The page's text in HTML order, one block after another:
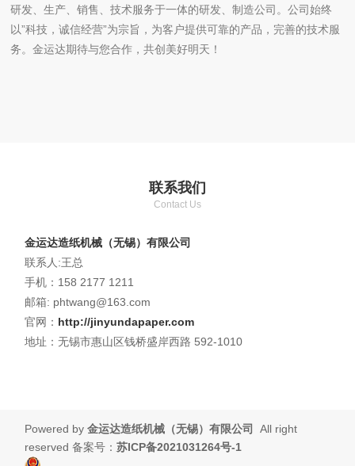
研发、生产、销售、技术服务于一体的研发、制造公司。公司始终
以”科技，诚信经营”为宗旨，为客户提供可靠的产品，完善的技术服
务。金运达期待与您合作，共创美好明天！
联系我们
Contact Us
金运达造纸机械（无锡）有限公司
联系人:王总
手机：158 2177 1211
邮箱: phtwang@163.com
官网： http://jinyundapaper.com
地址：无锡市惠山区钱桥盛岸西路 592-1010
Powered by金运达造纸机械（无锡）有限公司
All right
reserved 备案号：苏ICP备2021031264号-1